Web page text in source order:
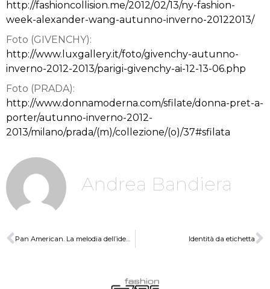
http://fashioncollision.me/2012/02/13/ny-fashion-
week-alexander-wang-autunno-inverno-20122013/
Foto (GIVENCHY):
http://www.luxgallery.it/foto/givenchy-autunno-
inverno-2012-2013/parigi-givenchy-ai-12-13-06.php
Foto (PRADA):
http://www.donnamoderna.com/sfilate/donna-pret-a-
porter/autunno-inverno-2012-
2013/milano/prada/(m)/collezione/(o)/37#sfilata
Andrea Bandiera
Identità da etichetta